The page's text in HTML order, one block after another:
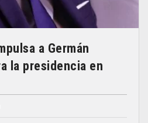
a Germán
la presidencia en